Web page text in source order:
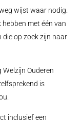
wijst waar nodig.
met één van
op zoek zijn naar
Ouderen
is
inclusief een